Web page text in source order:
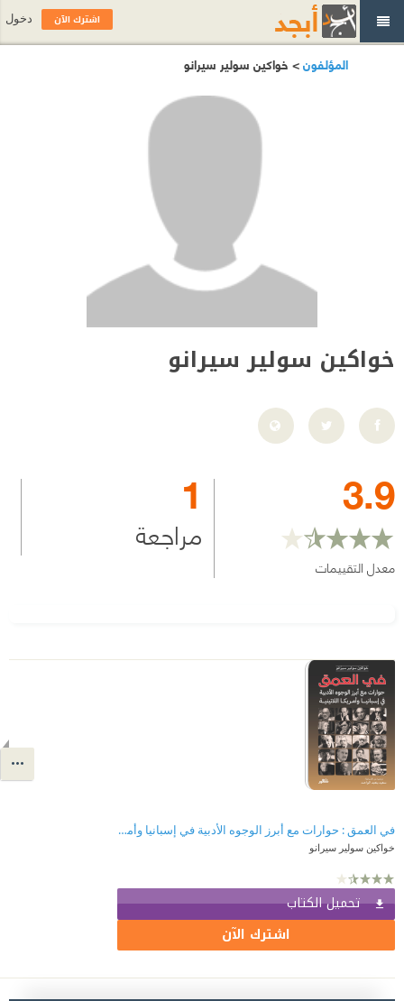
المؤلفون> خواكين سولير سيرانو
خواكين سولير سيرانو
3.9
معدل التقييمات
1
مراجعة
‎في العمق : حوارات مع أبرز الوجوه الأدبية في إسبانيا وأمريكا اللاتينية
خواكين سولير سيرانو
تحميل الكتاب
اشترك الآن
اشترك الآن دخول